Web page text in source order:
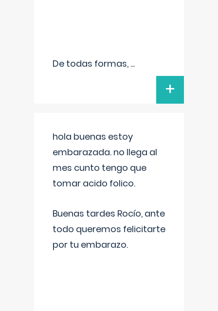
De todas formas, ...
+
hola buenas estoy
embarazada. no llega al
mes cunto tengo que
tomar acido folico.
Buenas tardes Rocío, ante
todo queremos felicitarte
por tu embarazo.